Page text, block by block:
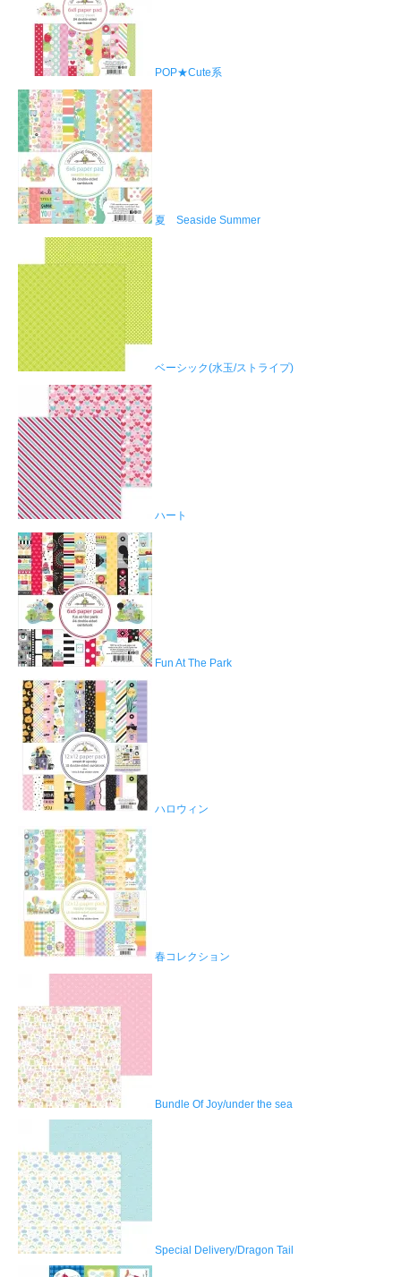
POP★Cute系
夏 Seaside Summer
ベーシック(水玉/ストライプ)
ハート
Fun At The Park
ハロウィン
春コレクション
Bundle Of Joy/under the sea
Special Delivery/Dragon Tail